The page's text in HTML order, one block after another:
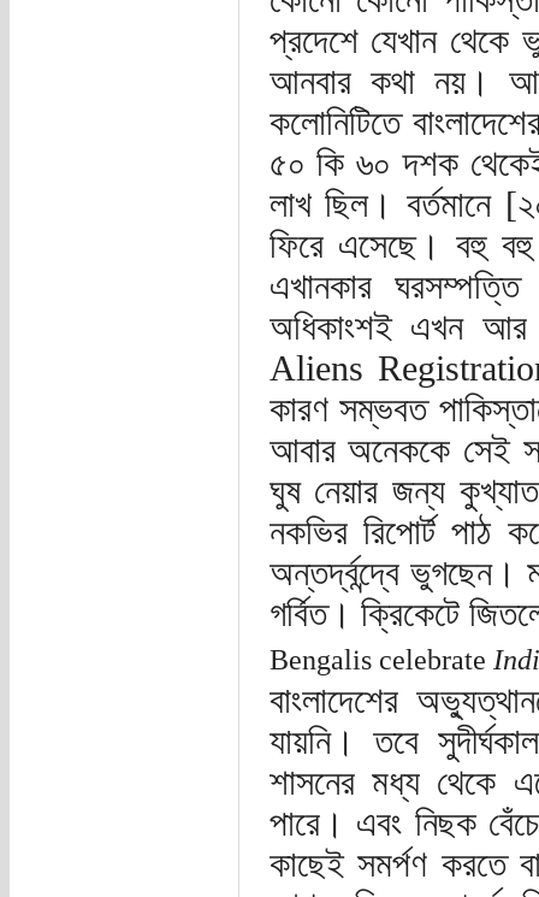
প্রদেশে যেখান থেকে
আনবার কথা নয়। আর
কলোনিটিতে
৫০ কি ৬০ দশক
লাখ ছিল। বর্তমানে
ফিরে এসেছে। বহু বহু
এখানকার ঘরসম্পত্তি
অধিকাংশই এখন আর
Aliens
কারণ সম্ভবত
আবার অনেককে সেই
ঘুষ নেয়ার জন্য
নকভির রিপোর্ট পাঠ
অন্তর্দ্বন্দ্বে ভুগছেন।
গর্বিত। ক্রিকেটে
Bengalis celebrate
বাংলাদেশের
যায়নি। তবে
শাসনের মধ্য থেকে
পারে। এবং নিছক
কাছেই সমর্পণ করতে